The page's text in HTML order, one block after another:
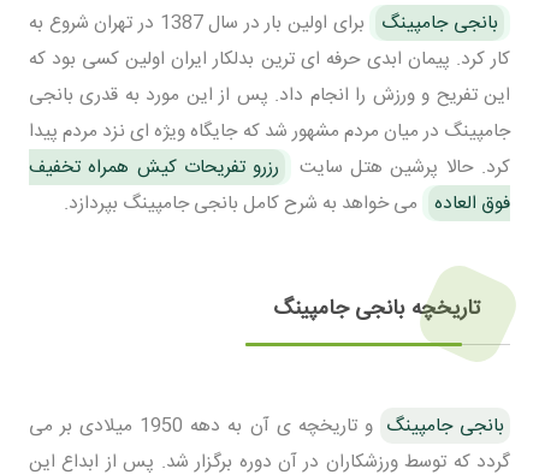
بانجی جامپینگ
برای اولین بار در سال 1387 در تهران شروع به
کار کرد. پیمان ابدی حرفه ای ترین بدلکار ایران اولین کسی بود که
این تفریح و ورزش را انجام داد. پس از این مورد به قدری بانجی
جامپینگ در میان مردم مشهور شد که جایگاه ویژه ای نزد مردم پیدا
کرد. حالا پرشین هتل سایت
رزرو تفریحات کیش همراه تخفیف
فوق العاده می خواهد به شرح کامل بانجی جامپینگ بپردازد.
تاریخچه بانجی جامپینگ
بانجی جامپینگ
و تاریخچه ی آن به دهه 1950 میلادی بر می
گردد که توسط ورزشکاران در آن دوره برگزار شد. پس از ابداع این